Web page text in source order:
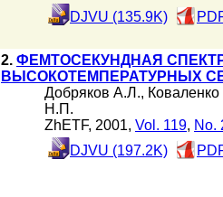
DJVU (135.9K)
2. ФЕМТОСЕКУНДНАЯ
ВЫСОКОТЕМПЕРАТУРНЫХ
Добряков А.Л.,
Н.П.
ZhETF, 2001, Vol. 119, No.
DJVU (197.2K)